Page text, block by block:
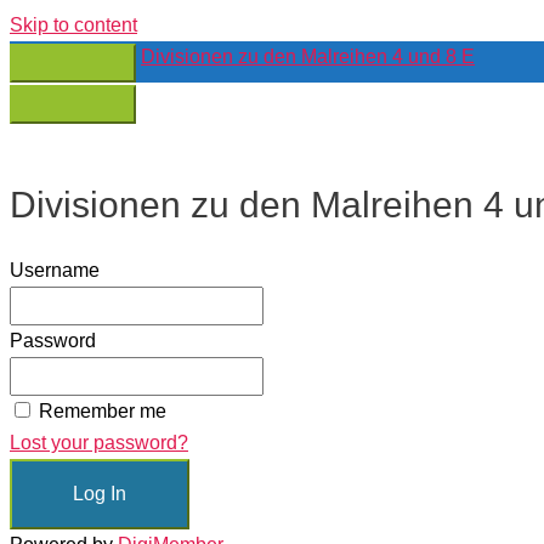
Skip to content
Divisionen zu den Malreihen 4 und 8 E
Divisionen zu den Malreihen 4
Username
Password
Remember me
Lost your password?